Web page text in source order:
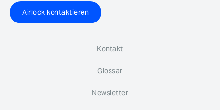
Airlock kontaktieren
Kontakt
Glossar
Newsletter